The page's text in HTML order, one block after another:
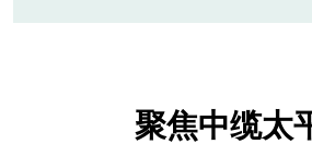
聚焦中缆太